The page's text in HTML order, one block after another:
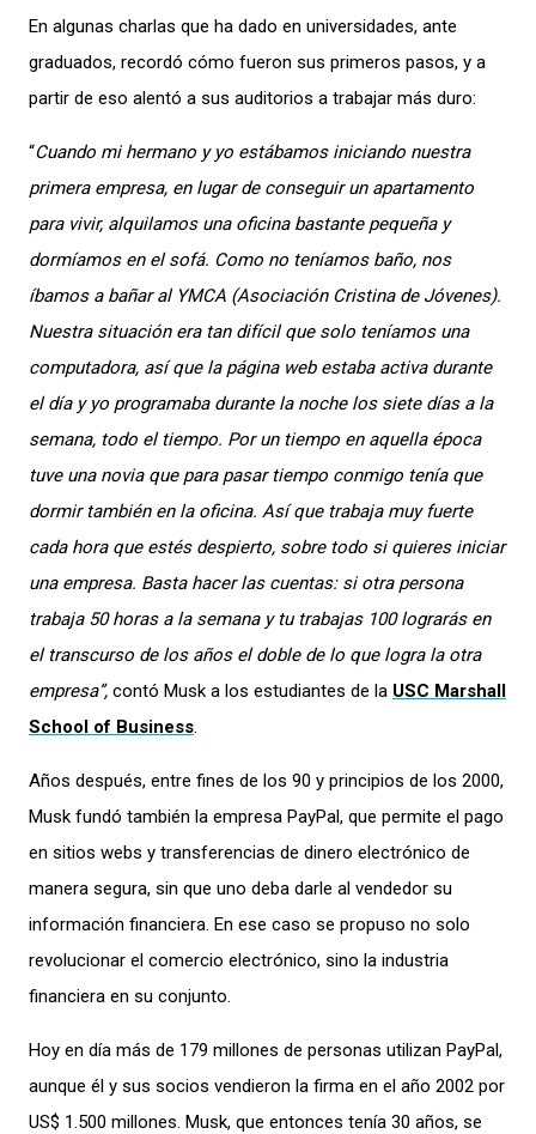
En algunas charlas que ha dado en universidades, ante
graduados, recordó cómo fueron sus primeros pasos, y a
partir de eso alentó a sus auditorios a trabajar más duro:
“Cuando mi hermano y yo estábamos iniciando nuestra
primera empresa, en lugar de conseguir un apartamento
para vivir, alquilamos una oficina bastante pequeña y
dormíamos en el sofá. Como no teníamos baño, nos
íbamos a bañar al YMCA (Asociación Cristina de Jóvenes).
Nuestra situación era tan difícil que solo teníamos una
computadora, así que la página web estaba activa durante
el día y yo programaba durante la noche los siete días a la
semana, todo el tiempo. Por un tiempo en aquella época
tuve una novia que para pasar tiempo conmigo tenía que
dormir también en la oficina. Así que trabaja muy fuerte
cada hora que estés despierto, sobre todo si quieres iniciar
una empresa. Basta hacer las cuentas: si otra persona
trabaja 50 horas a la semana y tu trabajas 100 lograrás en
el transcurso de los años el doble de lo que logra la otra
empresa”, contó Musk a los estudiantes de la USC Marshall
School of Business.
Años después, entre fines de los 90 y principios de los 2000,
Musk fundó también la empresa PayPal, que permite el pago
en sitios webs y transferencias de dinero electrónico de
manera segura, sin que uno deba darle al vendedor su
información financiera. En ese caso se propuso no solo
revolucionar el comercio electrónico, sino la industria
financiera en su conjunto.
Hoy en día más de 179 millones de personas utilizan PayPal,
aunque él y sus socios vendieron la firma en el año 2002 por
US$ 1.500 millones. Musk, que entonces tenía 30 años, se